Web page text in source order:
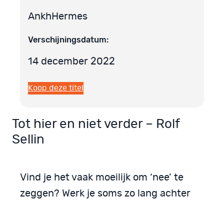
AnkhHermes
Verschijningsdatum:
14 december 2022
Koop deze titel
Tot hier en niet verder – Rolf
Sellin
Vind je het vaak moeilijk om ‘nee’ te
zeggen? Werk je soms zo lang achter